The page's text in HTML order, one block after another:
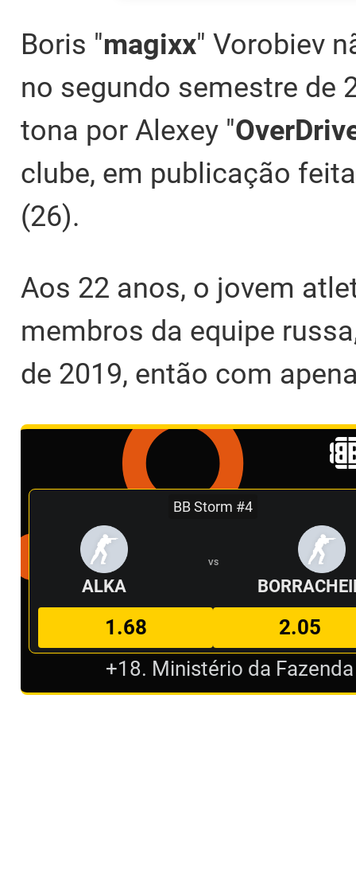
Boris "⁠magixx⁠" Vorobiev
no segundo semestre de
tona por Alexey "
clube, em publicação
(26).
Aos 22 anos, o jovem
membros da equipe
de 2019, então com
BB Storm #4
ALKA
VS
1.68
2.05
+18. Ministério da